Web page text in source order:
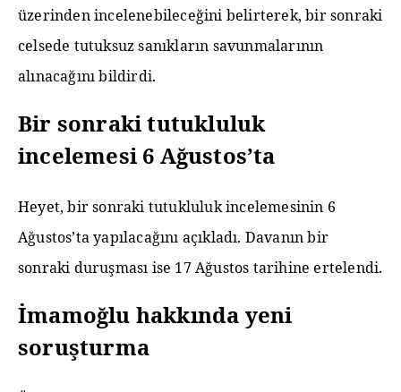
üzerinden incelenebileceğini belirterek, bir sonraki
celsede tutuksuz sanıkların savunmalarının
alınacağını bildirdi.
Bir sonraki tutukluluk
incelemesi 6 Ağustos’ta
Heyet, bir sonraki tutukluluk incelemesinin 6
Ağustos’ta yapılacağını açıkladı. Davanın bir
sonraki duruşması ise 17 Ağustos tarihine ertelendi.
İmamoğlu hakkında yeni
soruşturma